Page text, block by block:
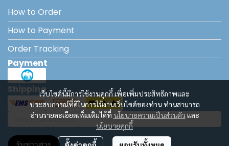
เว็บไซต์นี้มีการใช้งานคุกกี้ เพื่อเพิ่มประสิทธิภาพและ
ประสบการณ์ที่ดีในการใช้งานเว็บไซต์ของท่าน ท่านสามารถ
อ่านรายละเอียดเพิ่มเติมได้ที่ นโยบายความเป็นส่วนตัว และ
นโยบายคุกกี้
How to Order
How to Payment
Order Tracking
Payment
Shipping